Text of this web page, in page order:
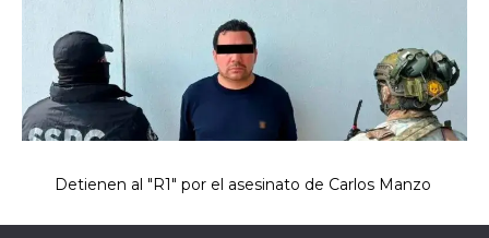
Detienen al "R1" por el asesinato de Carlos Manzo